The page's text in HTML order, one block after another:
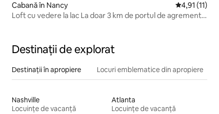
Cabană în Nancy Scor mediu
4,91 (11)
Loft cu vedere la lac La doar 3 km de portul de agrement
Destinații de explorat
Destinații în apropiere Locuri emblematice din apropiere
Nashville
Locuințe de vacanță
Atlanta
Locuințe de vacanță